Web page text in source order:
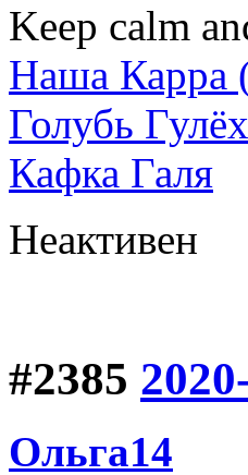
Keep calm
Наша Карра
Голубь
Кафка Галя
Неактивен
#2385
Ольга14